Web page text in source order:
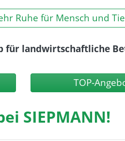
Ruhe für Mensch und
für landwirtschaftliche
TOP-
SIEPMANN!